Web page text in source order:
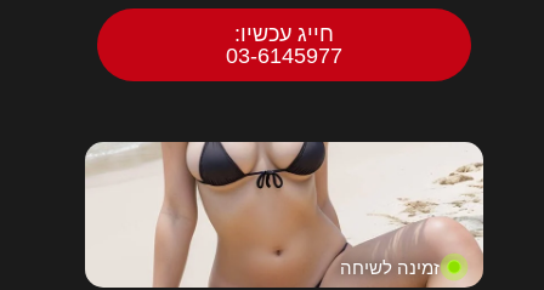
חייג עכשיו:
03-6145977
זמינה לשיחה